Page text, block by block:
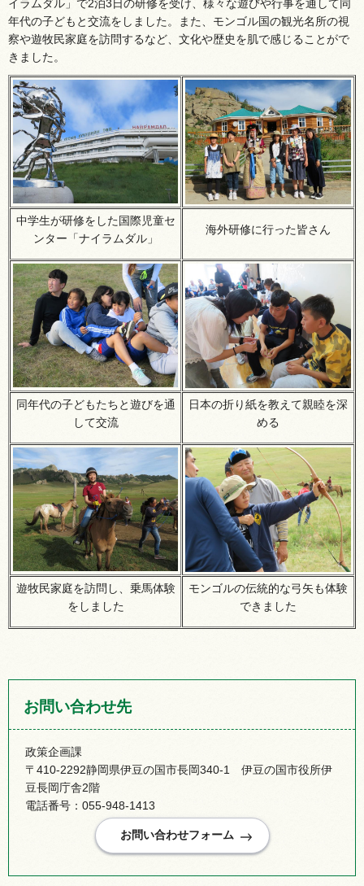
イラムダル」で2泊3日の研修を受け、様々な遊びや行事を通して同
年代の子どもと交流をしました。また、モンゴル国の観光名所の視
察や遊牧民家庭を訪問するなど、文化や歴史を肌で感じることがで
きました。
中学生が研修をした国際児童セ
ンター「ナイラムダル」
海外研修に行った皆さん
同年代の子どもたちと遊びを通
して交流
日本の折り紙を教えて親睦を深
める
遊牧民家庭を訪問し、乗馬体験
をしました
モンゴルの伝統的な弓矢も体験
できました
お問い合わせ先
政策企画課
〒410-2292静岡県伊豆の国市長岡340-1 伊豆の国市役所伊
豆長岡庁舎2階
電話番号：055-948-1413